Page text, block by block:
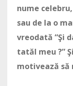
nume
sau de la o
vreodată “Şi
tatăl meu ?”
motivează să